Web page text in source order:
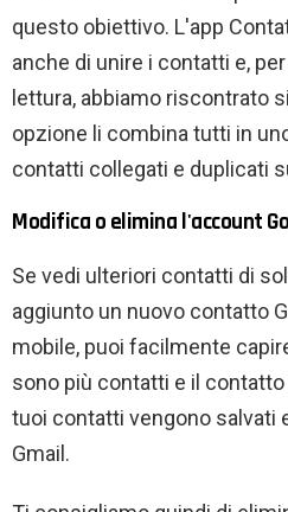
questo obiettivo. L'app
anche di unire i contatti e,
lettura, abbiamo riscontrato
opzione li combina tutti in
contatti collegati e duplicati
Modifica o elimina l'account
Se vedi ulteriori contatti di
aggiunto un nuovo contatto
mobile, puoi facilmente
sono più contatti e il
tuoi contatti vengono salvati
Gmail.